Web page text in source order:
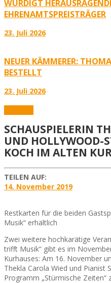
WÜRDIGT
EHRENAMTSPREISTRÄGER
23. Juli 2026
NEUER KÄMMERER:
BESTELLT
23. Juli 2026
SCHAUSPIELERIN
UND HOLLYWOOD-
KOCH IM ALTEN
TEILEN AUF:
14. November 2019
Restkarten für die beiden
Musik“ erhältlich
Zwei weitere hochkarätige
trifft Musik“ gibt es im
Kurhauses: Am 16. November
Thekla Carola Wied und Pianist
Programm „Stürmische Zeiten“